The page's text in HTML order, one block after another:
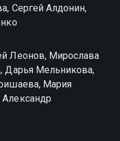
Сергей Алдонин,
Леонов, Мирослава
Дарья Мельникова,
Мария